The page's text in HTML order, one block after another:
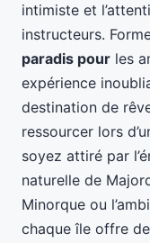
intimiste et
instructeurs.
paradis pour les
expérience
destination de
ressourcer lors
soyez attiré par
naturelle de
Minorque ou
chaque île offre